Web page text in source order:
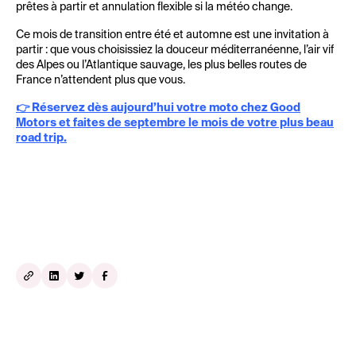
prêtes à partir et annulation flexible si la météo change.
Ce mois de transition entre été et automne est une invitation à
partir : que vous choisissiez la douceur méditerranéenne, l’air vif
des Alpes ou l’Atlantique sauvage, les plus belles routes de
France n’attendent plus que vous.
👉 Réservez dès aujourd’hui votre moto chez Good
Motors et faites de septembre le mois de votre plus beau
road trip.